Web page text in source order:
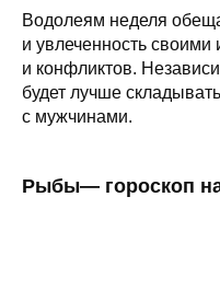
Водолеям неделя
и увлеченность
и конфликтов.
будет лучше
с мужчинами.
Рыбы— гороскоп